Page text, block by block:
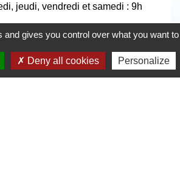
jeudi, vendredi et samedi : 9h
à 12h30
: le dernier accès aux
and gives you control over what you want to
Deny all cookies Personalize